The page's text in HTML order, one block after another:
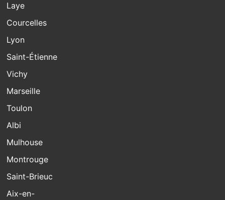
Laye
Courcelles
Lyon
Saint-Étienne
Vichy
Marseille
Toulon
Albi
Mulhouse
Montrouge
Saint-Brieuc
Aix-en-